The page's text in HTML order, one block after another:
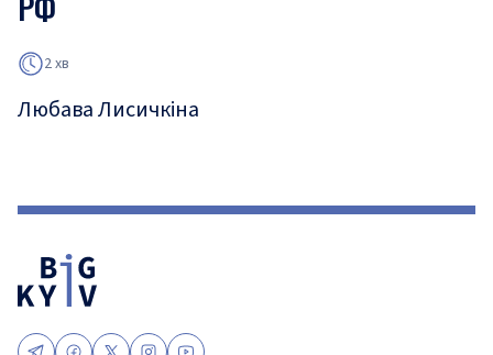
2 хв
Любава Лисичкіна